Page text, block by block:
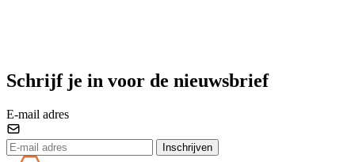
Schrijf je in voor de nieuwsbrief
E-mail adres
Inschrijven